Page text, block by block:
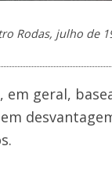
Rodas, julho de
geral,